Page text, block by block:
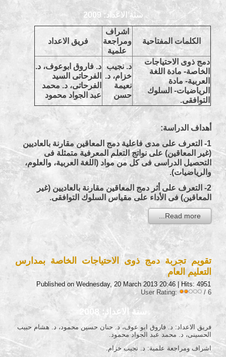
سنة الاعداد: 2009
الكلمات المفتاحية
اشراف
ومراجعة
علمية
فريق الاعداد
دمج ذوى الاحتياجات
الخاصة- مادة اللغة
العربية- مادة
الرياضيات- السلوك
التوافقى.
د. نجيب
خزام، د.
نعيمة
حسن
د. فاروق ابوعوف، د.
الفرحاتى السيد
الفرحاتى، د. محمد
عبد الجواد محمود
أهداف الدراسة:
1- التعرف على مدى فاعلية دمج المعاقين مقارنة بالعاديين
(غير المعاقين) على نواتج التعلم المعرفية متمثلة فى
التحصيل الدراسى فى كل من مواد (اللغة العربية، والعلوم،
والرياضيات).
2- التعرف على أثر دمج المعاقين مقارنة بالعاديين (غير
المعاقين) فى الأداء على مقياس السلوك التوافقى.
Read more...
تقويم تجربة دمج ذوى الاحتياجات الخاصة بمدارس
التعليم العام
Published on Wednesday, 20 March 2013 20:46| Hits: 4951
User Rating:
/ 6
سنة الاعداد: 2008
فريق الاعداد: د. فاروق ابو عوف، د. حنان حسين محمود، د. هشام حبيب
الحسينى، د. محمد عبد الجواد محمود.
اشراف ومراجعة علمية: د. نجيب خزام.